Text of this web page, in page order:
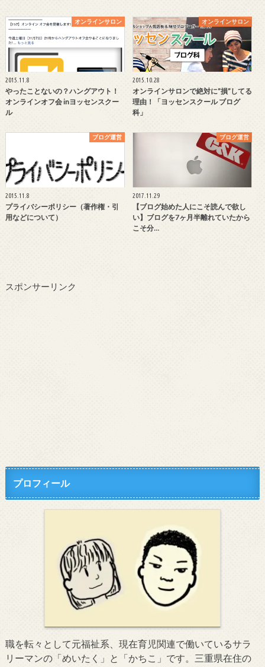
オンラインサロン
2015.11.8
やったことないの？ハングアウト！
オンラインオフ会 inヨッセンスクー
ル
オンラインサロン
2015.10.28
オンラインサロンで絶対に”損”してる
理由！「ヨッセンスクール ブログ
科」
ブログ運営
2015.11.8
プライバシーポリシー（著作権・引
用などについて）
ブログ運営
2017.11.29
【ブログ始めた人にこそ読んで欲し
い】ブログを7ヶ月半離れていたから
こそ分…
スポンサーリンク
プロフィール
職を転々として元福祉系、現在育児関連で働いているサラ
リーマンの「めいたく」と「かちこ」です。三重県在住の